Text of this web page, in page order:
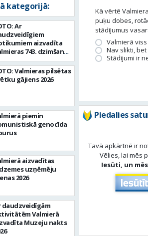
kategorijā:
Ar
aizvadīta
743. dzimšanas
Valmieras pilsētas
gājiens 2026
piemin
genocīda
aizvadītas
uzņēmēju
2026
daudzveidīgām
Valmierā
Muzeju nakts
Kā vērtē
puķu dobes,
stādījumus
Valmierā
Nav slikti,
Stādījumi ir
Piedalies
Tavā apkārtnē ir
Vēlies, lai mēs
Iesūti, un